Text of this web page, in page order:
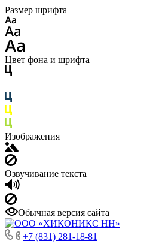
Размер шрифта
Цвет фона и шрифта
Изображения
Озвучивание текста
Обычная версия сайта
+7 (831) 281-18-81